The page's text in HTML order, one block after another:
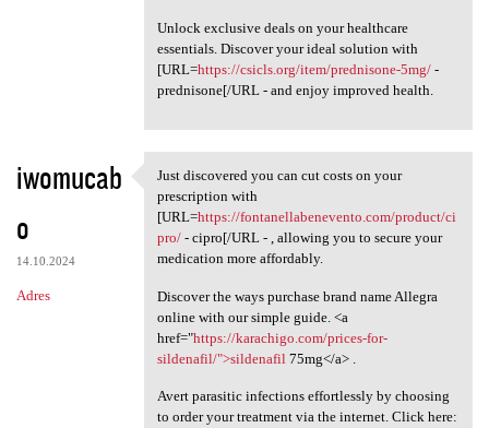
Unlock exclusive deals on your healthcare
essentials. Discover your ideal solution with
[URL=https://csicls.org/item/prednisone-5mg/-
prednisone[/URL - and enjoy improved health.
iwomucab
o
14.10.2024
Adres
Just discovered you can cut
Just discovered you can cut costs on your
prescription with
[URL=https://fontanellabenevento.com/product/ci
pro/- cipro[/URL - , allowing you to secure your
medication more affordably.
Discover the ways purchase brand name Allegra
online with our simple guide. <a
href="https://karachigo.com/prices-for-
sildenafil/">sildenafil 75mg</a> .
Avert parasitic infections effortlessly by choosing
to order your treatment via the internet. Click here: